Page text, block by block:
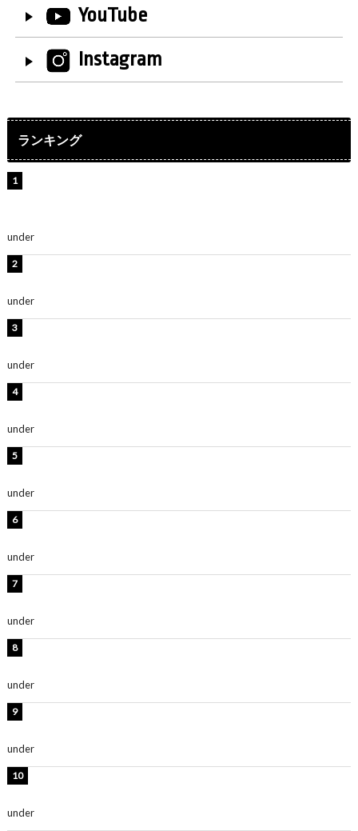
YouTube
Instagram
ランキング
under
under
under
under
under
under
under
under
under
under